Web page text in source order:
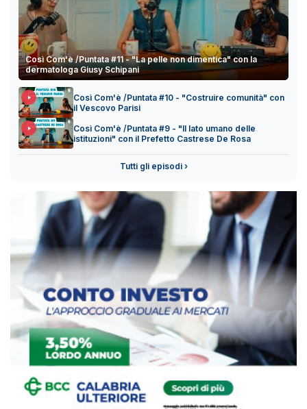
Così Com'è /Puntata #11 - "La pelle non dimentica" con la
dermatologa Giusy Schipani
Così Com'è /Puntata #10 - "Costruire comunità" con
il Vescovo Parisi
Così Com'è /Puntata #9 - "Il lato umano delle
istituzioni" con il Prefetto Castrese De Rosa
Tutti gli episodi ›